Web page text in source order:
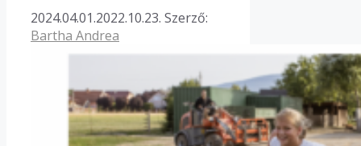
2024.04.01.2022.10.23. Szerző:
Bartha Andrea